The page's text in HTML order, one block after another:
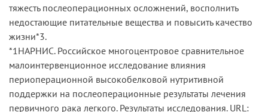
тяжесть послеоперационных осложнений, восполнить
недостающие питательные вещества и повысить качество
жизни*3.
*1НАРНИС. Российское многоцентровое сравнительное
малоинтервенционное исследование влияния
периоперационной высокобелковой нутритивной
поддержки на послеоперационные результаты лечения
первичного рака легкого. Результаты исследования. URL: